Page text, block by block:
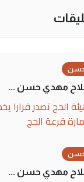
حسن
مهدي حسن ...
الحج تصدر
قرعة الحج
حسن
مهدي حسن ...